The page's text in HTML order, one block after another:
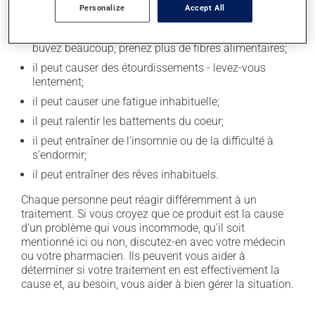
secondaires), notamment :
buvez beaucoup, prenez plus de fibres alimentaires;
il peut causer des étourdissements - levez-vous
lentement;
il peut causer une fatigue inhabituelle;
il peut ralentir les battements du coeur;
il peut entraîner de l'insomnie ou de la difficulté à
s'endormir;
il peut entraîner des rêves inhabituels.
Chaque personne peut réagir différemment à un
traitement. Si vous croyez que ce produit est la cause
d'un problème qui vous incommode, qu'il soit
mentionné ici ou non, discutez-en avec votre médecin
ou votre pharmacien. Ils peuvent vous aider à
déterminer si votre traitement en est effectivement la
cause et, au besoin, vous aider à bien gérer la situation.
Personalize Accept All